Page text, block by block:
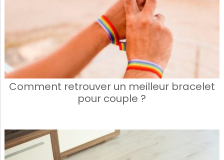
Comment retrouver un meilleur bracelet
pour couple ?